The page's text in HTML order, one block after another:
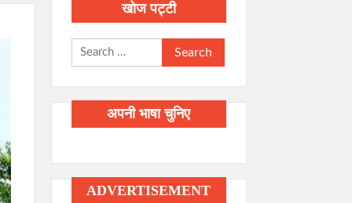
खोज पट्टी
Search
for:
अपनी भाषा चुनिए
ADVERTISEMENT